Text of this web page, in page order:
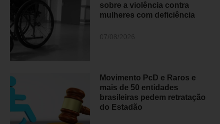
sobre a violência contra
mulheres com deficiência
Movimento PcD e Raros e
mais de 50 entidades
brasileiras pedem retratação
do Estadão